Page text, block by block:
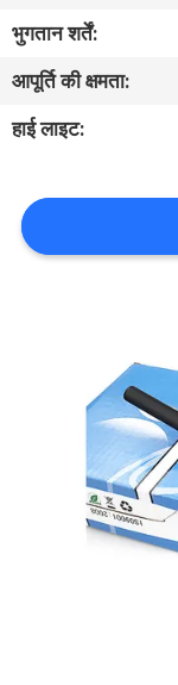
गुणवत्ता
नियंत्रण
संपर्क
करें
साइटमैप
गोपनीयता
भुगतान शर्तें:
आपूर्ति की क्षमता:
हाई लाइट: